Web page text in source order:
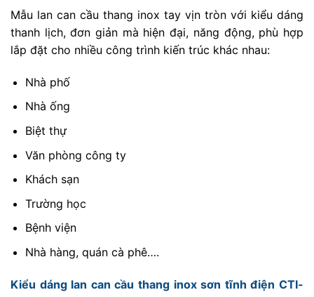
Mẫu lan can cầu thang inox tay vịn tròn với kiểu dáng
thanh lịch, đơn giản mà hiện đại, năng động, phù hợp
lắp đặt cho nhiều công trình kiến trúc khác nhau:
Nhà phố
Nhà ống
Biệt thự
Văn phòng công ty
Khách sạn
Trường học
Bệnh viện
Nhà hàng, quán cà phê….
Kiểu dáng lan can cầu thang inox sơn tĩnh điện CTI-